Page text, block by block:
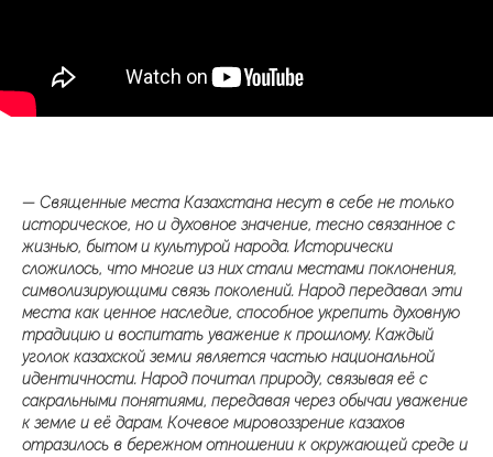
— Священные места Казахстана несут в себе не только
историческое, но и духовное значение, тесно связанное с
жизнью, бытом и культурой народа. Исторически
сложилось, что многие из них стали местами поклонения,
символизирующими связь поколений. Народ передавал эти
места как ценное наследие, способное укрепить духовную
традицию и воспитать уважение к прошлому. Каждый
уголок казахской земли является частью национальной
идентичности. Народ почитал природу, связывая её с
сакральными понятиями, передавая через обычаи уважение
к земле и её дарам. Кочевое мировоззрение казахов
отразилось в бережном отношении к окружающей среде и